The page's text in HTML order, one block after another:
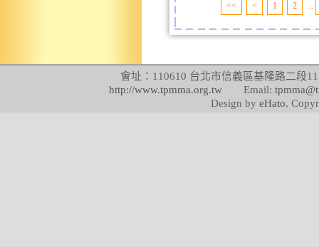
<< < 1 2 ...
會址：110610 台北市信義區基隆路二
http://www.tpmma.org.twEmail:
Design by eHato,